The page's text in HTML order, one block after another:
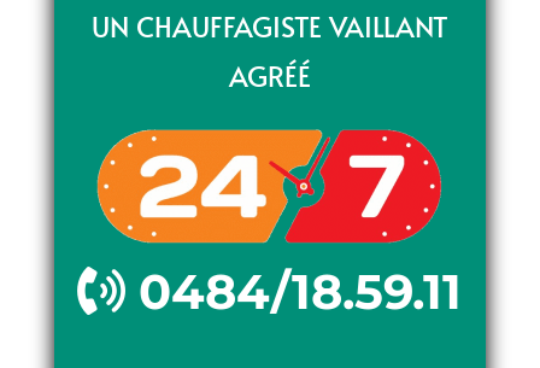
UN CHAUFFAGISTE VAILLANT
AGRÉÉ
0484/18.59.11